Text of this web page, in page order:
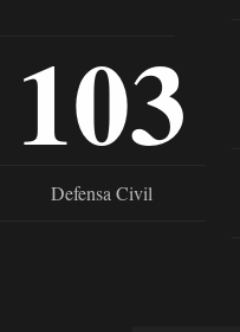
103
Defensa Civil